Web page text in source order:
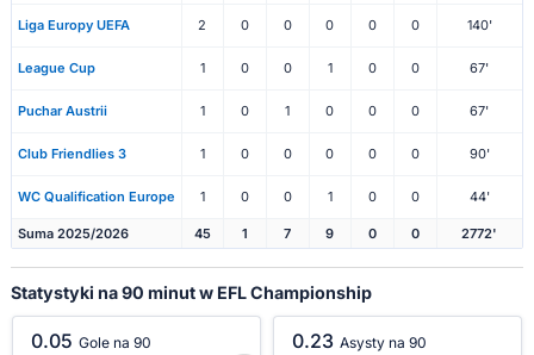
Liga Europy UEFA 2 0 0 0 0 0 140'
League Cup 1 0 0 1 0 0 67'
Puchar Austrii 1 0 1 0 0 0 67'
Club Friendlies 3 1 0 0 0 0 0 90'
WC Qualification Europe 1 0 0 1 0 0 44'
Suma 2025/2026 45 1 7 9 0 0 2772'
Statystyki na 90 minut w EFL Championship
0.05 Gole na 90 0.23 Asysty na 90